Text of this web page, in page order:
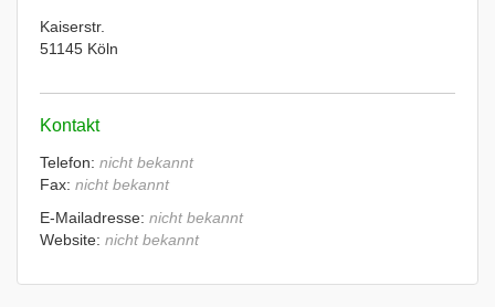
Kaiserstr.
51145 Köln
Kontakt
Telefon: nicht bekannt
Fax: nicht bekannt
E-Mailadresse: nicht bekannt
Website: nicht bekannt